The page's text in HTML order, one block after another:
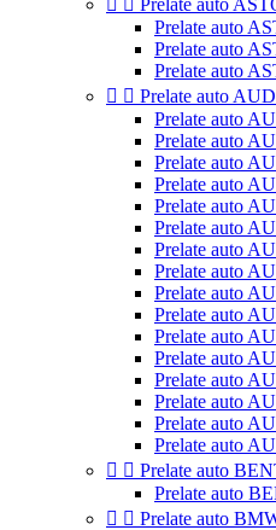
  Prelate auto
Prelate auto
Prelate auto
Prelate auto
  Prelate auto
Prelate auto
Prelate auto
Prelate auto
Prelate auto
Prelate auto
Prelate auto
Prelate auto
Prelate auto
Prelate auto
Prelate auto
Prelate auto
Prelate auto
Prelate auto
Prelate auto
Prelate auto
Prelate auto
  Prelate auto
Prelate auto
  Prelate auto